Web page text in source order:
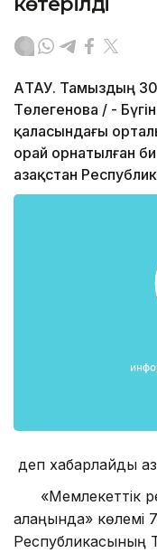
АҚТАУ. Тамыздың
Төлегенова / -
қаласындағы
орай орнатылған
Қазақстан
деп хабарлайды
«Мемлекеттік
алаңында» көлемі
Республикасының